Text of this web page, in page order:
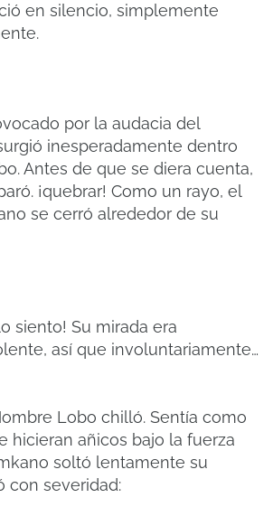
en silencio, simplemente
por la audacia del
inesperadamente dentro
Antes de que se diera cuenta,
¡quebrar! Como un rayo, el
se cerró alrededor de su
siento! Su mirada era
así que involuntariamente…
Lobo chilló. Sentía como
hicieran añicos bajo la fuerza
soltó lentamente su
con severidad: